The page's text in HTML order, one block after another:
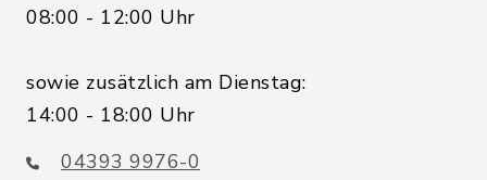
08:00 - 12:00 Uhr
sowie zusätzlich am Dienstag:
14:00 - 18:00 Uhr
04393 9976-0